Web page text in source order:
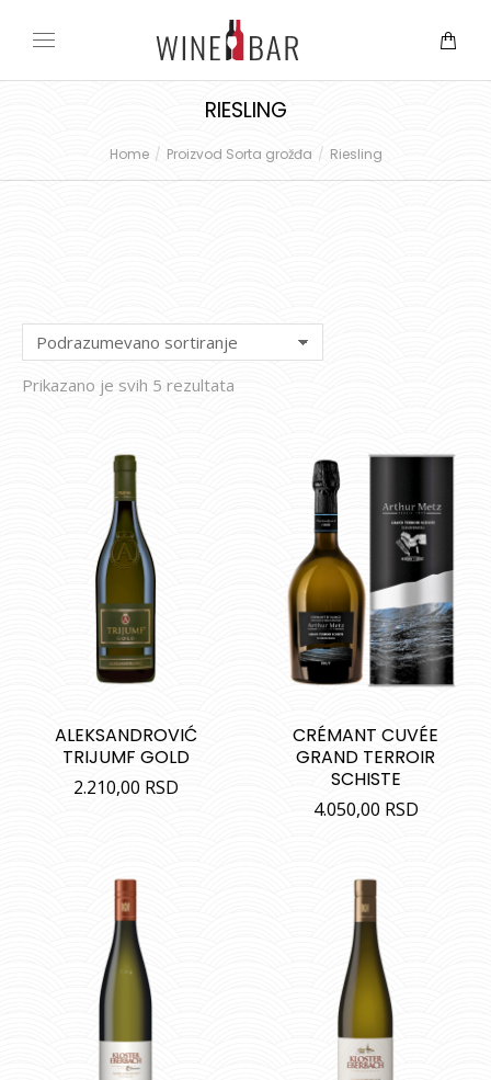
RIESLING
You are here:
Home Proizvod Sorta grožđa Riesling
Prikazano je svih 5 rezultata
ALEKSANDROVIĆ
TRIJUMF GOLD
2.210,00 RSD
CRÉMANT CUVÉE
GRAND TERROIR
SCHISTE
4.050,00 RSD